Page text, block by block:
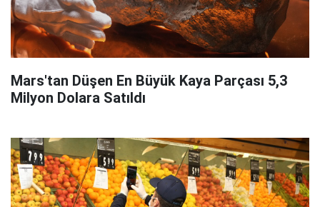
Mars'tan Düşen En Büyük Kaya Parçası 5,3
Milyon Dolara Satıldı